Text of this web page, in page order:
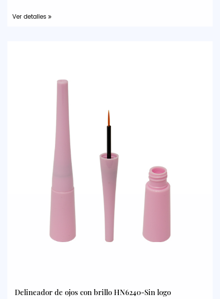
Ver detalles
Delineador de ojos con brillo HN6240-Sin logo